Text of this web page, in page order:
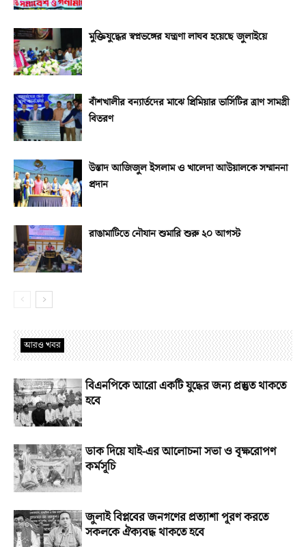
মুক্তিযুদ্ধের স্বপ্নভঙ্গের যন্ত্রণা লাঘব হয়েছে জুলাইয়ে
বাঁশখালীর বন্যার্তদের মাঝে প্রিমিয়ার ভার্সিটির ত্রাণ সামগ্রী
বিতরণ
উস্তাদ আজিজুল ইসলাম ও খালেদা আউয়ালকে সম্মাননা
প্রদান
রাঙামাটিতে নৌযান শুমারি শুরু ২০ আগস্ট
আরও খবর
বিএনপিকে আরো একটি যুদ্ধের জন্য প্রস্তুত থাকতে
হবে
ডাক দিয়ে যাই-এর আলোচনা সভা ও বৃক্ষরোপণ
কর্মসূচি
জুলাই বিপ্লবের জনগণের প্রত্যাশা পূরণ করতে
সকলকে ঐক্যবদ্ধ থাকতে হবে